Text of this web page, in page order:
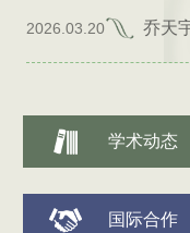
2026.03.20
学术动态
国际合作